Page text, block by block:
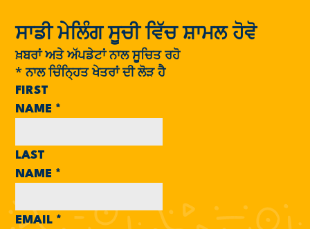
ਸਾਡੀ ਮੇਲਿੰਗ ਸੂਚੀ ਵਿੱਚ ਸ਼ਾਮਲ ਹੋਵੋ
ਖ਼ਬਰਾਂ ਅਤੇ ਅੱਪਡੇਟਾਂ ਨਾਲ ਸੂਚਿਤ ਰਹੋ
* ਨਾਲ ਚਿੰਨ੍ਹਿਤ ਖੇਤਰਾਂ ਦੀ ਲੋੜ ਹੈ
FIRST
NAME *
LAST
NAME *
EMAIL *